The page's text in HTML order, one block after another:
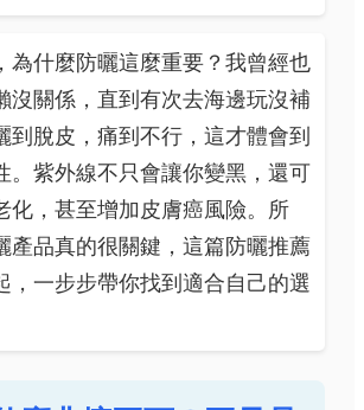
為什麼防曬這麼重要？我曾經也
沒關係，直到有次去海邊玩沒補
到脫皮，痛到不行，這才體會到
。紫外線不只會讓你變黑，還可
化，甚至增加皮膚癌風險。所
產品真的很關鍵，這篇防曬推薦
，一步步帶你找到適合自己的選